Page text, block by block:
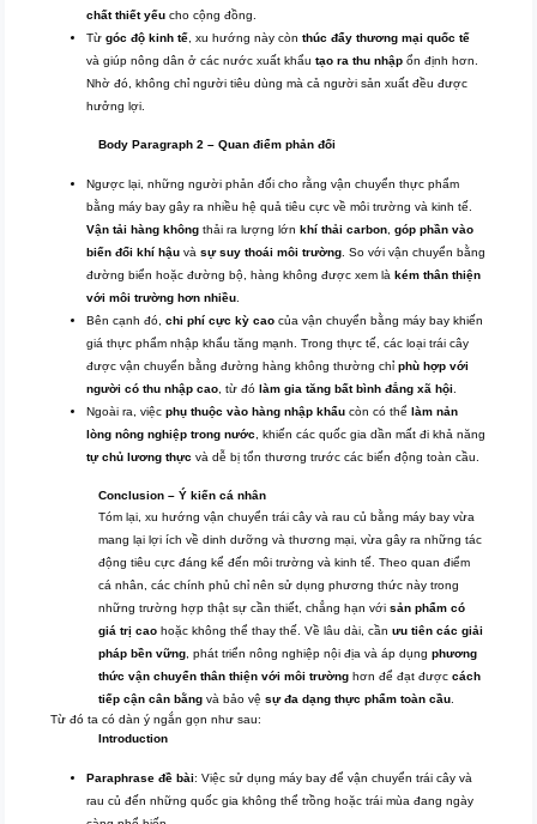
chất thiết yếu cho cộng đồng.
Từgóc độ kinh tế , xu hướng này cònthúc đẩy thương mại quốc tế
và giúp nông dân ở các nước xuất khẩutạo ra thu nhập ổn định hơn.
Nhờ đó, không chỉ người tiêu dùng mà cả người sản xuất đều được
hưởng lợi.
Body Paragraph 2 – Quan điểm phản đối
Ngược lại, những người phản đối cho rằng vận chuyển thực phẩm
bằng máy bay gây ra nhiều hệ quả tiêu cực về môi trường và kinh tế.
Vận tải hàng không thải ra lượng lớnkhí thải carbon ,góp phần vào
biến đổi khí hậu vàsự suy thoái môi trường . So với vận chuyển bằng
đường biển hoặc đường bộ, hàng không được xem làkém thân thiện
với môi trường hơn nhiều
Bên cạnh đó,chi phí cực kỳ cao của vận chuyển bằng máy bay khiến
giá thực phẩm nhập khẩu tăng mạnh. Trong thực tế, các loại trái cây
được vận chuyển bằng đường hàng không thường chỉphù hợp với
người có thu nhập cao , từ đólàm gia tăng bất bình đẳng xã hội
Ngoài ra, việcphụ thuộc vào hàng nhập khẩu còn có thểlàm nản
lòng nông nghiệp trong nước
, khiến các quốc gia dần mất đi khả năng
tự chủ lương thực và dễ bị tổn thương trước các biến động toàn cầu.
Conclusion – Ý kiến cá nhân
Tóm lại, xu hướng vận chuyển trái cây và rau củ bằng máy bay vừa
mang lại lợi ích về dinh dưỡng và thương mại, vừa gây ra những tác
động tiêu cực đáng kể đến môi trường và kinh tế. Theo quan điểm
cá nhân, các chính phủ chỉ nên sử dụng phương thức này trong
những trường hợp thật sự cần thiết, chẳng hạn vớisản phẩm có
giá trị cao hoặc không thể thay thế. Về lâu dài, cầnưu tiên các giải
pháp bền vững , phát triển nông nghiệp nội địa và áp dụngphương
thức vận chuyển thân thiện với môi trường hơn để đạt đượccách
tiếp cận cân bằng và bảo vệsự đa dạng thực phẩm toàn cầu
Từ đó ta có dàn ý ngắn gọn như sau:
Introduction
Paraphrase đề bài: Việc sử dụng máy bay để vận chuyển trái cây và
rau củ đến những quốc gia không thể trồng hoặc trái mùa đang ngày